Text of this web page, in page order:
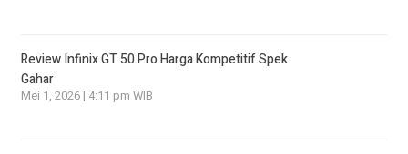
Review Infinix GT 50 Pro Harga Kompetitif Spek
Gahar
Mei 1, 2026 | 4:11 pm WIB